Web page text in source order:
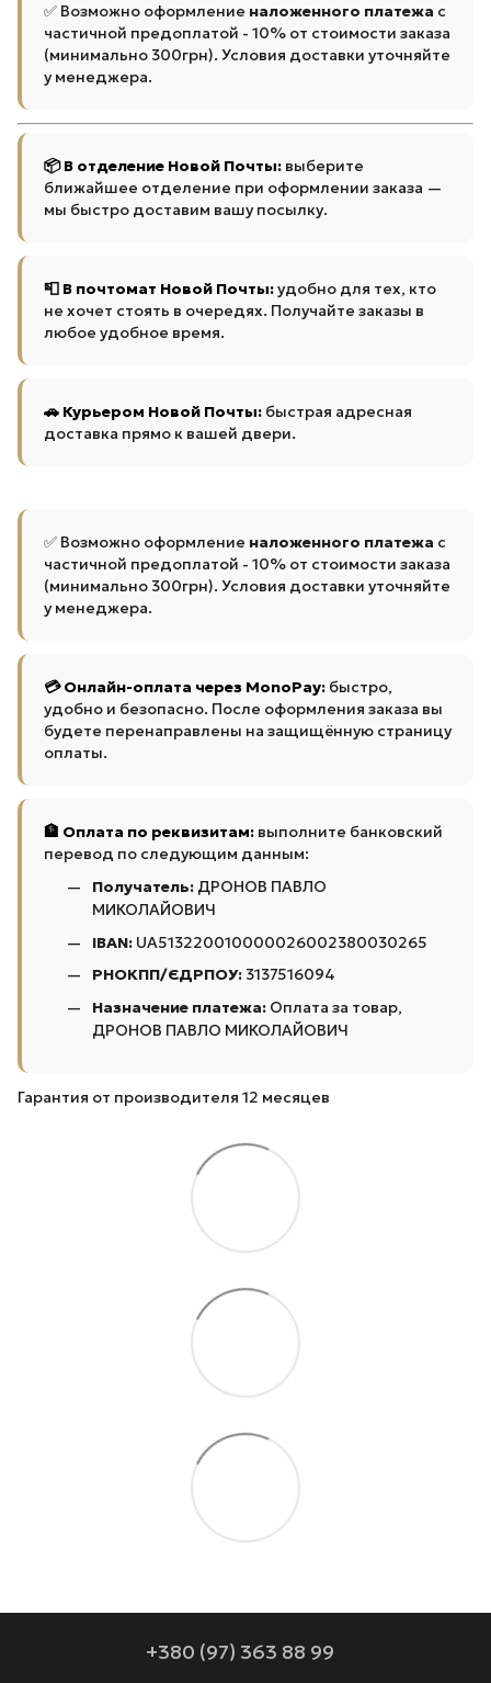
✅ Возможно оформление наложенного платежа с
частичной предоплатой - 10% от стоимости заказа
(минимально 300грн). Условия доставки уточняйте
у менеджера.
📦 В отделение Новой Почты: выберите
ближайшее отделение при оформлении заказа —
мы быстро доставим вашу посылку.
📮 В почтомат Новой Почты:удобно для тех, кто
не хочет стоять в очередях. Получайте заказы в
любое удобное время.
🚗 Курьером Новой Почты: быстрая адресная
доставка прямо к вашей двери.
✅ Возможно оформление наложенного платежа с
частичной предоплатой - 10% от стоимости заказа
(минимально 300грн). Условия доставки уточняйте
у менеджера.
💳 Онлайн-оплата через MonoPay: быстро,
удобно и безопасно. После оформления заказа вы
будете перенаправлены на защищённую страницу
оплаты.
🏦 Оплата по реквизитам: выполните банковский
перевод по следующим данным:
Получатель: ДРОНОВ ПАВЛО
МИКОЛАЙОВИЧ
IBAN: UA513220010000026002380030265
РНОКПП/ЄДРПОУ: 3137516094
Назначение платежа: Оплата за товар,
ДРОНОВ ПАВЛО МИКОЛАЙОВИЧ
Гарантия от производителя 12 месяцев
+380 (97) 363 88 99